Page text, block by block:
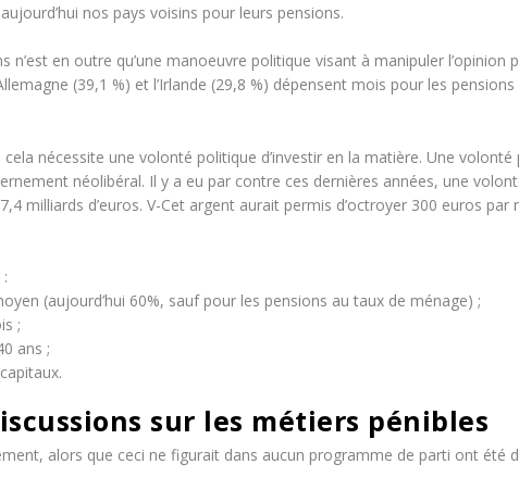
nos pays voisins pour leurs pensions.
en outre qu’une manoeuvre politique visant à manipuler l’opinion
(39,1 %) et l’Irlande (29,8 %) dépensent mois pour les pensions
nécessite une volonté politique d’investir en la matière. Une volonté
néolibéral. Il y a eu par contre ces dernières années, une
milliards d’euros. V-Cet argent aurait permis d’octroyer 300 euros par
(aujourd’hui 60%, sauf pour les pensions au taux de ménage) ;
;
ans ;
sur les métiers pénibles
alors que ceci ne figurait dans aucun programme de parti ont été